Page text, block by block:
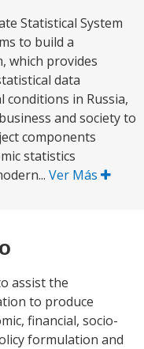
Statistical System
to build a
which provides
data
conditions in Russia,
and society to
components
statistics
Ver Más
assist the
to produce
financial, socio-
formulation and